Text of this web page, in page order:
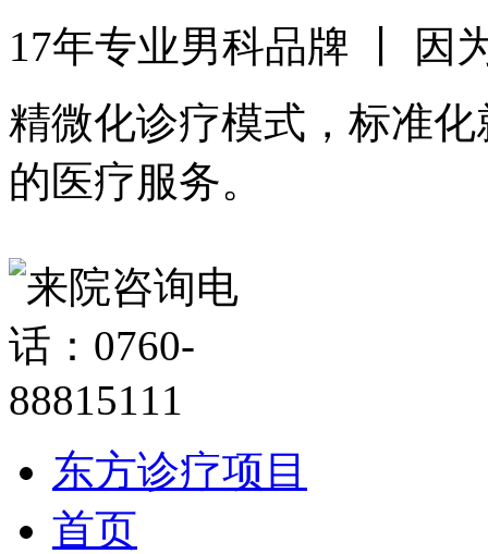
17年专业男科品牌 丨 因
精微化诊疗模式，标准
的医疗服务。
东方诊疗项目
首页